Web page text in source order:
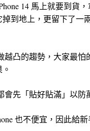
14 馬上就要到貨
到地上，更留下了一
越凸的趨勢，大家最
會先「貼好貼滿」以防
也不便宜，因此給